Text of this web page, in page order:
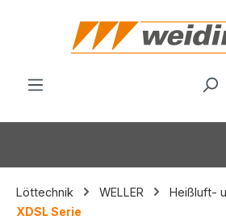
springen
Löttechnik WELLER
Heißluft-
XDSL Serie